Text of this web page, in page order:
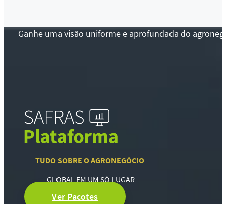
Ganhe uma visão uniforme e aprofundada do
TUDO SOBRE O AGRONEGÓCIO
GLOBAL EM UM SÓ LUGAR
Ver Pacotes